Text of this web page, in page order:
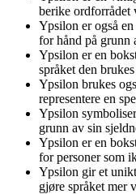
berike ordforrådet
Ypsilon er også
for hånd på grunn
Ypsilon er en
språket den
Ypsilon brukes
representere en
Ypsilon
grunn av sin
Ypsilon er en
for personer som
Ypsilon gir et
gjøre språket mer